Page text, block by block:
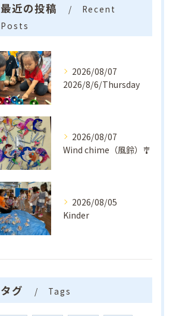
最近の投稿
Recent
Posts
2026/08/07
2026/8/6/Thursday
2026/08/07
Wind chime（風鈴）🎐
2026/08/05
Kinder
タグ Tags